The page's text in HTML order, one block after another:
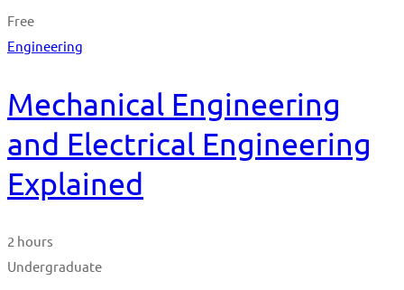
Free
Engineering
Mechanical Engineering
and Electrical Engineering
Explained
2 hours
Undergraduate